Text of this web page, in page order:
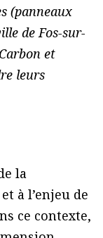
(panneaux
de Fos-sur-
et
leurs
la
à l’enjeu de
ce contexte,